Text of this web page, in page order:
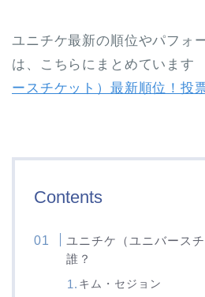
ユニチケ最新の順位やパフォ
は、こちらにまとめています
ースチケット）最新順位！投
Contents
ユニチケ（ユニバース
誰？
キム・セジョン